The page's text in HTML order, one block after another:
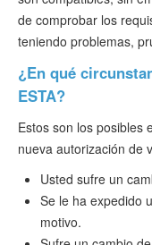
de comprobar los
teniendo problemas,
¿En qué
ESTA?
Estos son los posibles
nueva autorización de
Usted sufre un
Se le ha expedido
motivo.